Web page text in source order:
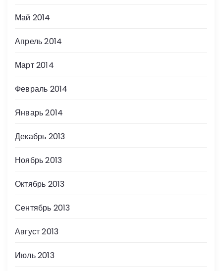
Май 2014
Апрель 2014
Март 2014
Февраль 2014
Январь 2014
Декабрь 2013
Ноябрь 2013
Октябрь 2013
Сентябрь 2013
Август 2013
Июль 2013